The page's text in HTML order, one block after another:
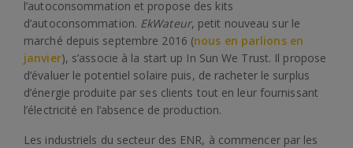
l’autoconsommation et propose des kits
d’autoconsommation. EkWateur, petit nouveau sur le
marché depuis septembre 2016 (nous en parlions en
janvier), s’associe à la start up In Sun We Trust. Il propose
d’évaluer le potentiel solaire puis, de racheter le surplus
d’énergie produite par ses clients tout en leur fournissant
l’électricité en l’absence de production.
Les industriels du secteur des ENR, à commencer par les